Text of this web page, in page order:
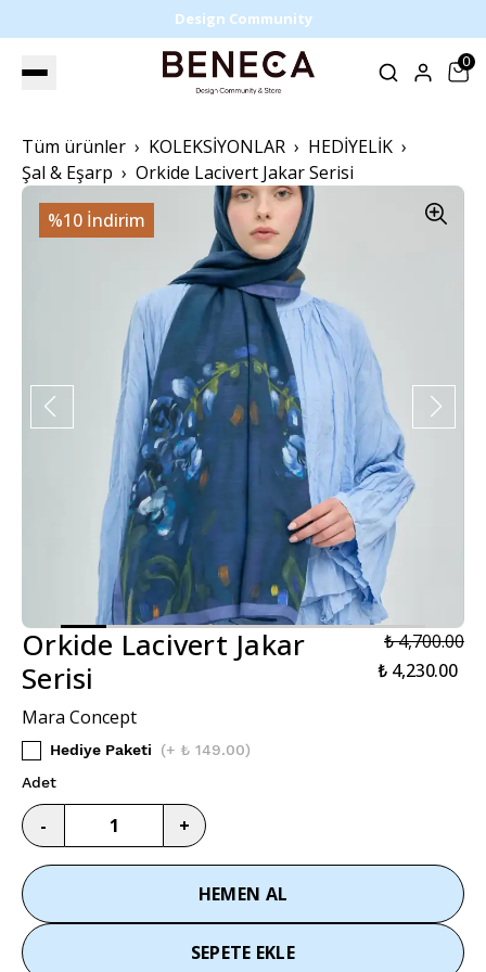
Design Community
0
Tüm ürünler KOLEKSİYONLAR
HEDİYELİK
Şal & Eşarp
Orkide Lacivert Jakar Serisi
%10 İndirim
Orkide Lacivert Jakar
Serisi
₺ 4,700.00
₺ 4,230.00
Mara Concept
Hediye Paketi (+ ₺ 149.00)
Adet
- +
HEMEN AL
SEPETE EKLE